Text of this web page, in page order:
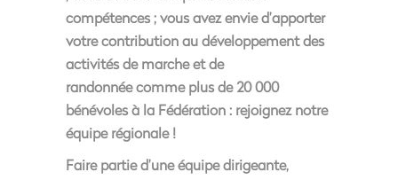
compétences ;vous avez envie d’apporter
votre contribution au développement des
activités de marche et de
randonnéecomme plus de 20 000
bénévoles à la Fédération : rejoignez notre
équipe régionale !
Faire partie d’une équipe dirigeante,